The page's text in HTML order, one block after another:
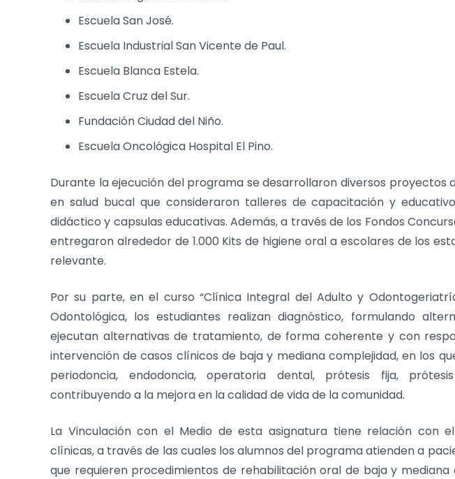
Escuela San José.
Escuela Industrial San Vicente de Paul.
Escuela Blanca Estela.
Escuela Cruz del Sur.
Fundación Ciudad del Niño.
Escuela Oncológica Hospital El Pino.
Durante la ejecución del programa se desarrollaron diversos proyectos
en salud bucal que consideraron talleres de capacitación y
didáctico y capsulas educativas. Además, a través de los Fondos
entregaron alrededor de 1.000 Kits de higiene oral a escolares de los
relevante.
Por su parte, en el curso “Clínica Integral del Adulto y
Odontológica, los estudiantes realizan diagnóstico, formulando
ejecutan alternativas de tratamiento, de forma coherente y con
intervención de casos clínicos de baja y mediana complejidad, en los
periodoncia, endodoncia, operatoria dental, prótesis fija,
contribuyendo a la mejora en la calidad de vida de la comunidad.
La Vinculación con el Medio de esta asignatura tiene relación con
clínicas, a través de las cuales los alumnos del programa atienden a
que requieren procedimientos de rehabilitación oral de baja y mediana